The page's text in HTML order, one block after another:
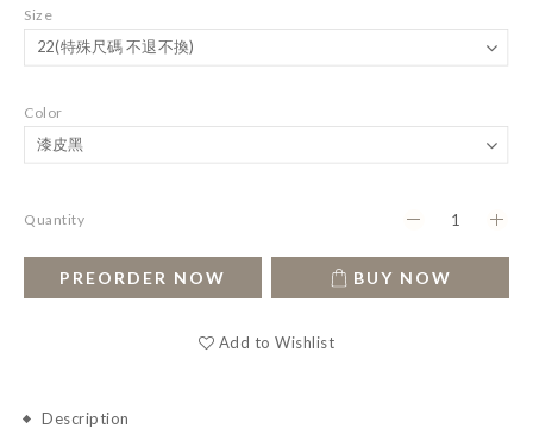
Size
Color
Quantity
PREORDER NOW BUY NOW
Add to Wishlist
Description